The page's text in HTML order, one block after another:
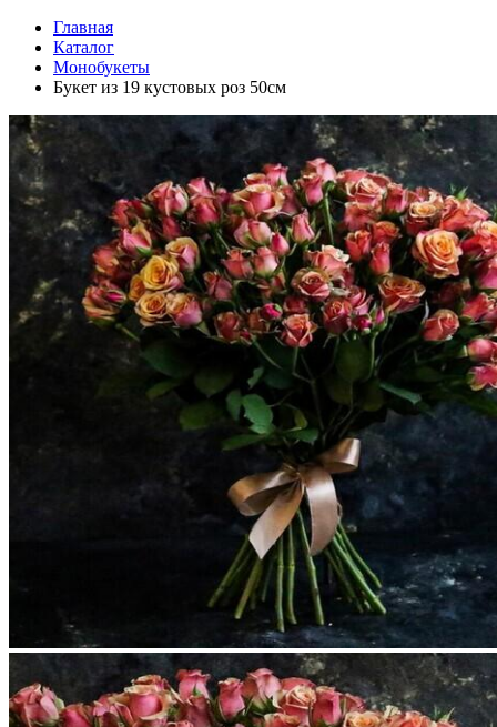
Главная
Каталог
Монобукеты
Букет из 19 кустовых роз 50см